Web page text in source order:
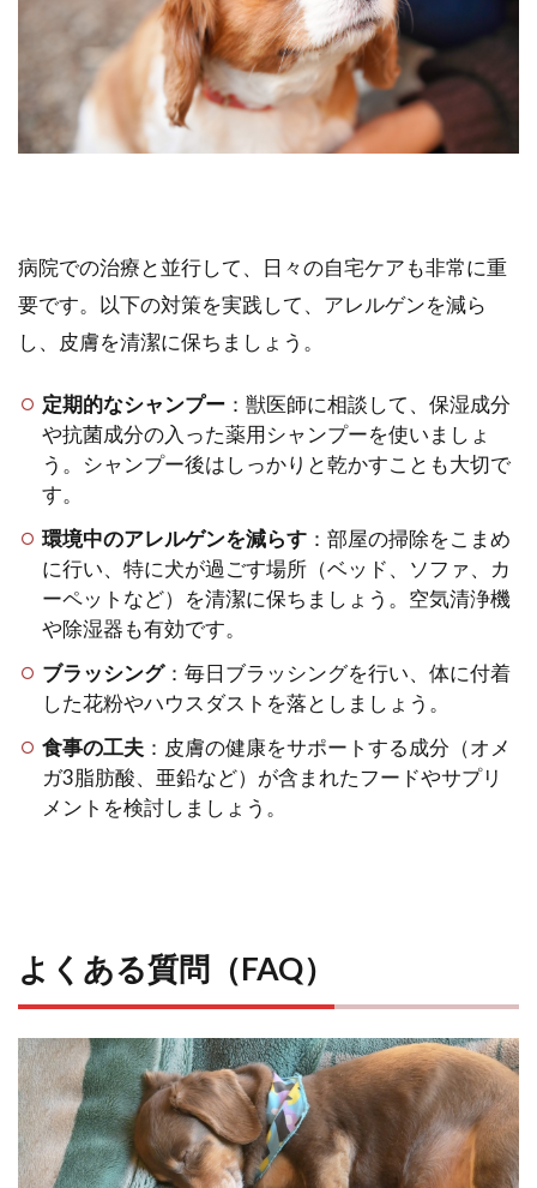
病院での治療と並行して、日々の自宅ケアも非常に重
要です。以下の対策を実践して、アレルゲンを減ら
し、皮膚を清潔に保ちましょう。
定期的なシャンプー ：獣医師に相談して、保湿成分
や抗菌成分の入った薬用シャンプーを使いましょ
う。シャンプー後はしっかりと乾かすことも大切で
す。
環境中のアレルゲンを減らす ：部屋の掃除をこまめ
に行い、特に犬が過ごす場所（ベッド、ソファ、カ
ーペットなど）を清潔に保ちましょう。空気清浄機
や除湿器も有効です。
ブラッシング：毎日ブラッシングを行い、体に付着
した花粉やハウスダストを落としましょう。
食事の工夫 ：皮膚の健康をサポートする成分（オメ
ガ3脂肪酸、亜鉛など）が含まれたフードやサプリ
メントを検討しましょう。
よくある質問（FAQ）